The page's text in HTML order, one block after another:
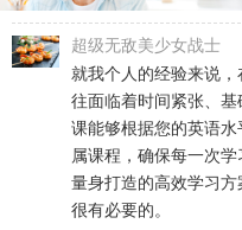
超级无敌美少女战士
就我个人的经验来说
往面临着时间紧张、
课能够根据您的英语
属课程，确保每一次
量身打造的高效学习
很有必要的。